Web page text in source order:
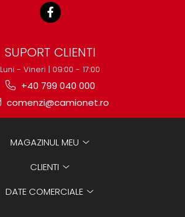
SUPORT CLIENTI
Luni - Vineri | 09:00 - 17:00
+40 799 040 000
comenzi@camionet.ro
MAGAZINUL MEU
CLIENTI
DATE COMERCIALE